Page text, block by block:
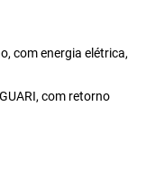
com energia elétrica,
com retorno